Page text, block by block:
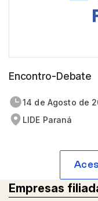
Encontro-Debate
14 de agosto de
LIDE Paraná
Empresas